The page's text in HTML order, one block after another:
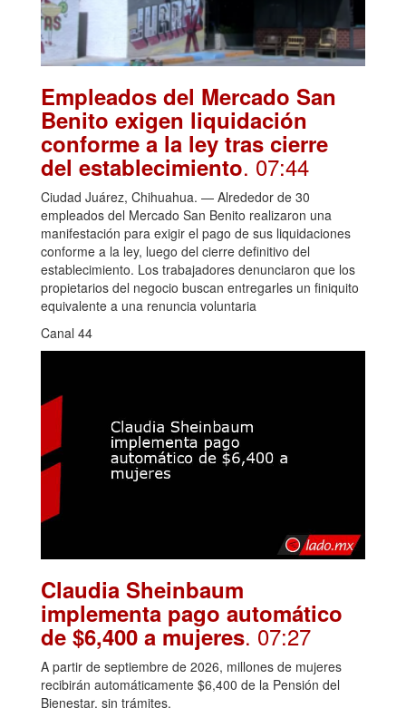
Empleados del Mercado San
Benito exigen liquidación
conforme a la ley tras cierre
del establecimiento. 07:44
Ciudad Juárez, Chihuahua. — Alrededor de 30
empleados del Mercado San Benito realizaron una
manifestación para exigir el pago de sus liquidaciones
conforme a la ley, luego del cierre definitivo del
establecimiento. Los trabajadores denunciaron que los
propietarios del negocio buscan entregarles un finiquito
equivalente a una renuncia voluntaria
Canal 44
Claudia Sheinbaum
implementa pago automático
de $6,400 a mujeres. 07:27
A partir de septiembre de 2026, millones de mujeres
recibirán automáticamente $6,400 de la Pensión del
Bienestar, sin trámites.